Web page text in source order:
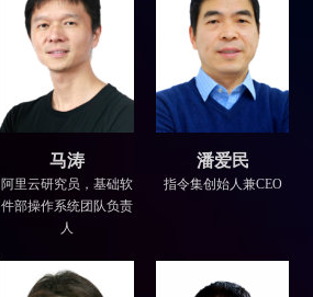
马涛
阿里云研究员，基础软
件部操作系统团队负责
人
潘爱民
指令集创始人兼CEO